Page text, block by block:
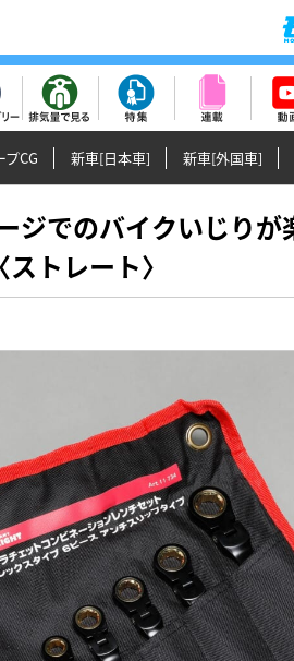
プCG 新車[日本車] 新車[外国車]
ジでのバイクいじりが
トレート〉